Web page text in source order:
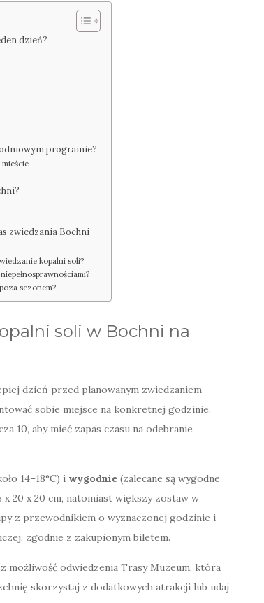
dzień?
programie?
zwiedzania Bochni
kopalni soli?
sezonem?
soli w Bochni na
dzień przed planowanym zwiedzaniem
sobie miejsce na konkretnej godzinie.
10, aby mieć zapas czasu na odebranie
14–18°C) i wygodnie (zalecane są wygodne
x 20 x 20 cm, natomiast większy zostaw w
z przewodnikiem o wyznaczonej godzinie i
zgodnie z zakupionym biletem.
możliwość odwiedzenia Trasy Muzeum, która
skorzystaj z dodatkowych atrakcji lub udaj